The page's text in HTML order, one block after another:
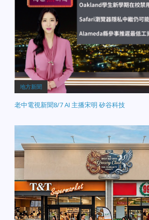
關鍵下手，以衣物材質決
定洗滌方式、髒污來源決
定洗劑、確認洗標決定洗
程。新春過年在家不需花
大錢送洗、買市售的強效
清潔劑，讓家中各式衣
物、家飾品煥然一新過好
年。 ＊沈富育 簡介： 專
業洗衣經歷長達24年，是
台灣少數通過「行政院勞
委會洗滌技術師鑑定」的
「兩岸國際認證洗滌技術
師」資格。目前為洗衣連
鎖店負責人，也常擔任各
大電視節目專家來賓，分
享洗衣方法、解決各大洗
衣疑難雜症問題。 養
生春送暖：美西時間 1/17
(四) 中醫養生專家李思
儀 健康過年無負擔
1/17(四)邀請到擁有兩個孩
地方新聞
老中電視新聞8/7 AI 主播宋明 矽谷科技